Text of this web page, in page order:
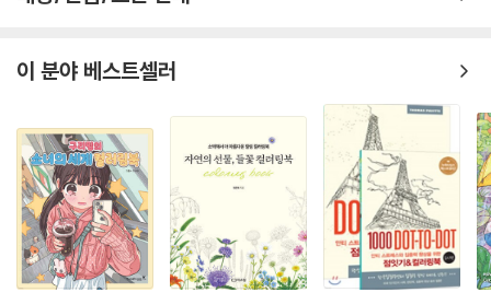
이 분야 베스트셀러